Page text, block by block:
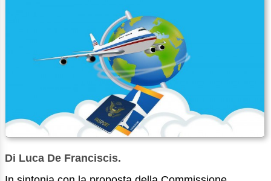
Di Luca De Franciscis.